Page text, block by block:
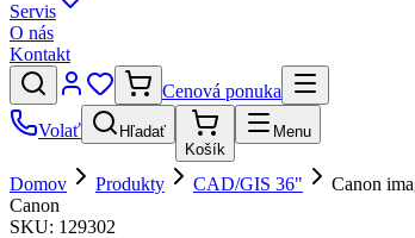
Servis
O nás
Kontakt
Cenová ponuka
Volať
Hľadať
Košík
Menu
Domov Produkty CAD/GIS 36"
Canon
Canon
SKU: 129302